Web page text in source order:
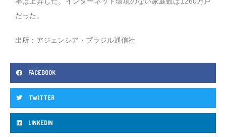
だった。
出所：アジェンシア・ブラジル通信社
FACEBOOK
TWITTER
LINKEDIN